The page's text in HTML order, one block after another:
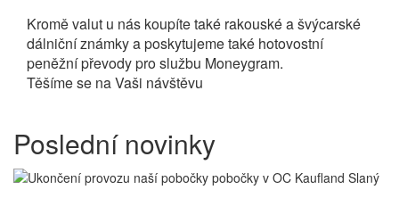
Kromě valut u nás koupíte také rakouské a švýcarské
dálniční známky a poskytujeme také hotovostní
peněžní převody pro službu Moneygram.
Těšíme se na Vaši návštěvu
Poslední novinky